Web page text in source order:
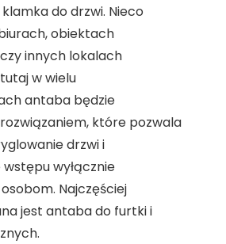
do drzwi. Nieco
obiektach
innych lokalach
w wielu
antaba będzie
które pozwala
drzwi i
wyłącznie
Najczęściej
jest antaba do furtki i